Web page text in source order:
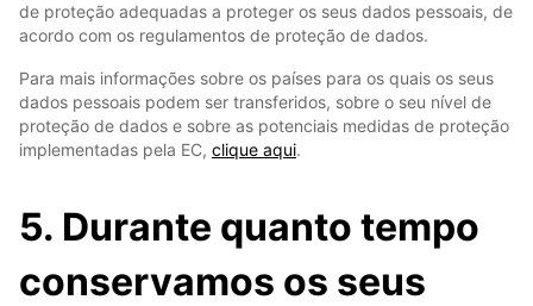
de proteção adequadas a proteger os seus dados pessoais, de
acordo com os regulamentos de proteção de dados.
Para mais informações sobre os países para os quais os seus
dados pessoais podem ser transferidos, sobre o seu nível de
proteção de dados e sobre as potenciais medidas de proteção
implementadas pela EC, clique aqui.
5. Durante quanto tempo
conservamos os seus